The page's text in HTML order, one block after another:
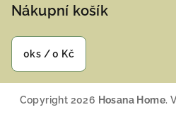
Nákupní košík
0ks /0 Kč
Copyright 2026 Hosana Home.